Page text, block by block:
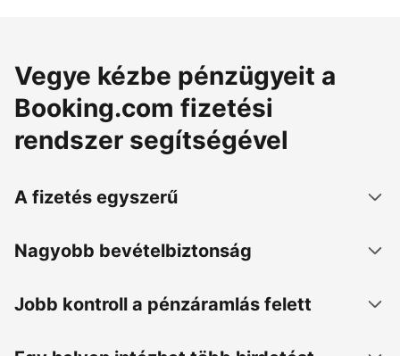
Vegye kézbe pénzügyeit a
Booking.com fizetési
rendszer segítségével
A fizetés egyszerű
Nagyobb bevételbiztonság
Jobb kontroll a pénzáramlás felett